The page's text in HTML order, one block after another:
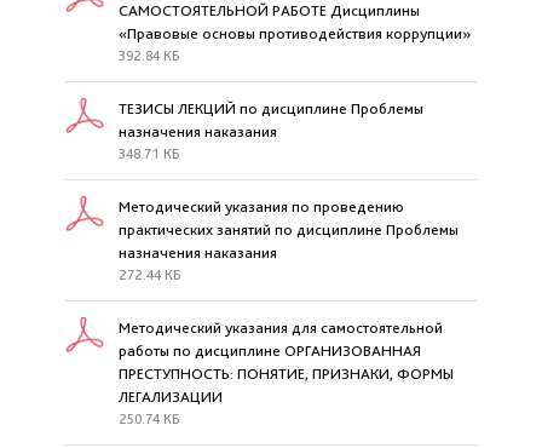
САМОСТОЯТЕЛЬНОЙ РАБОТЕ Дисциплины
«Правовые основы противодействия коррупции»
392.84 КБ
ТЕЗИСЫ ЛЕКЦИЙ по дисциплине Проблемы
назначения наказания
348.71 КБ
Методический указания по проведению
практических занятий по дисциплине Проблемы
назначения наказания
272.44 КБ
Методический указания для самостоятельной
работы по дисциплине ОРГАНИЗОВАННАЯ
ПРЕСТУПНОСТЬ: ПОНЯТИЕ, ПРИЗНАКИ, ФОРМЫ
ЛЕГАЛИЗАЦИИ
250.74 КБ